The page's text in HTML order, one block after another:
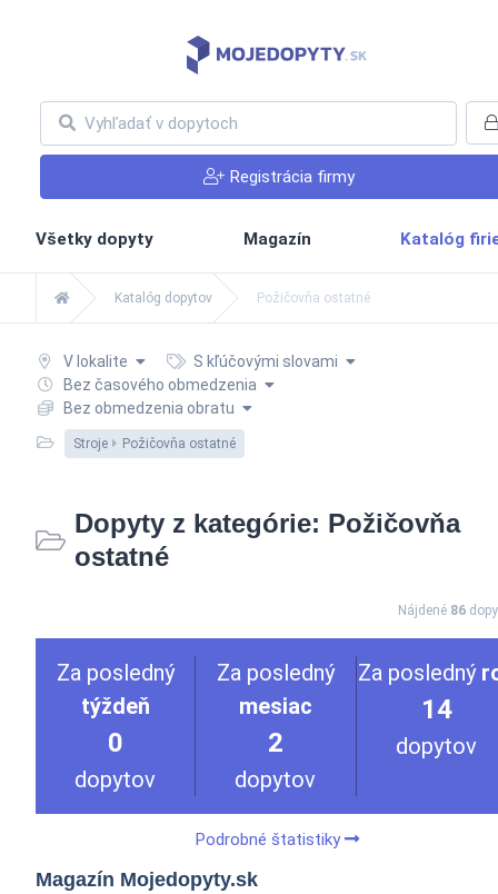
Registrácia firmy
Všetky dopyty Magazín Katalóg
Katalóg dopytov Požičovňa ostatné
V lokalite
S kľúčovými slovami
Bez časového obmedzenia
Bez obmedzenia obratu
Stroje Požičovňa ostatné
Dopyty z kategórie: Požičovňa
ostatné
Nájdené 86
Za posledný
týždeň
0
dopytov
Za posledný
mesiac
2
dopytov
Za posledný
14
dopytov
Podrobné štatistiky
Magazín Mojedopyty.sk